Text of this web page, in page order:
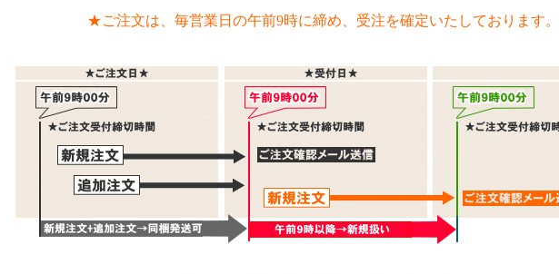
★ご注文は、毎営業日の午前9時に締め、受注を確定いたしております。